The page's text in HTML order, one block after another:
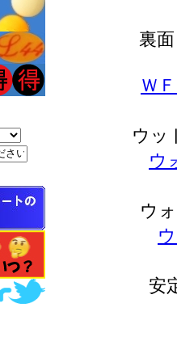
裏
Ｗ
ウッ
ウ
ウ
安